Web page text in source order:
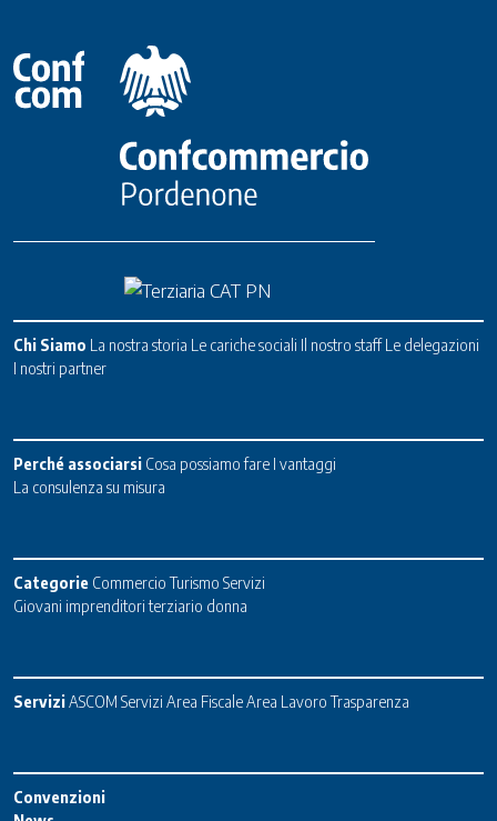
Chi Siamo La nostra storia Le cariche sociali Il nostro staff Le delegazioni
I nostri partner
Perché associarsi Cosa possiamo fare I vantaggi
La consulenza su misura
Categorie Commercio Turismo Servizi
Giovani imprenditori terziario donna
ServiziASCOM Servizi Area FiscaleArea Lavoro Trasparenza
Convenzioni